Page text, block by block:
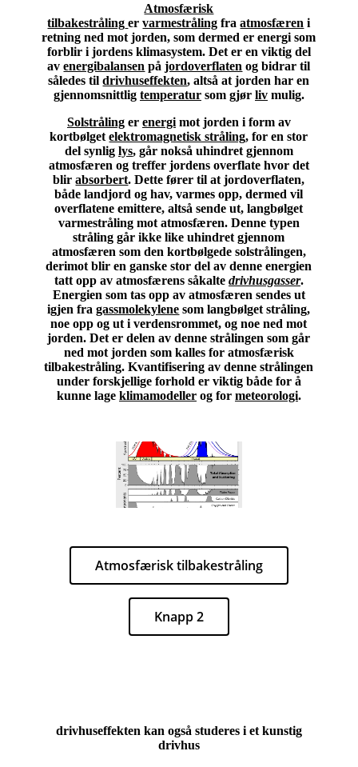
Atmosfærisk
tilbakestråling ervarmestråling fraatmosfæren i
retning ned mot jorden, som dermed er energi som
forblir i jordens klimasystem. Det er en viktig del
avenergibalansen påjordoverflaten og bidrar til
således tildrivhuseffekten, altså at jorden har en
gjennomsnittlig temperatursom gjør livmulig.
Solstrålinger energimot jorden i form av
kortbølgetelektromagnetisk stråling, for en stor
del synlig lys, går nokså uhindret gjennom
atmosfæren og treffer jordens overflate hvor det
blirabsorbert. Dette fører til at jordoverflaten,
både landjord og hav, varmes opp, dermed vil
overflatene emittere, altså sende ut, langbølget
varmestråling mot atmosfæren. Denne typen
stråling går ikke like uhindret gjennom
atmosfæren som den kortbølgede solstrålingen,
derimot blir en ganske stor del av denne energien
tatt opp av atmosfærens såkalte drivhusgasser.
Energien som tas opp av atmosfæren sendes ut
igjen fragassmolekylene som langbølget stråling,
noe opp og ut i verdensrommet, og noe ned mot
jorden. Det er delen av denne strålingen som går
ned mot jorden som kalles for atmosfærisk
tilbakestråling. Kvantifisering av denne strålingen
under forskjellige forhold er viktig både for å
kunne lage klimamodellerog for meteorologi.
Atmosfærisk tilbakestråling
Knapp 2
drivhuseffekten kan også studeres i et kunstig
drivhus